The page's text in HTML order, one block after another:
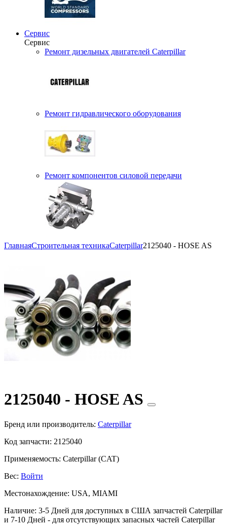
Сервис
Сервис
Ремонт дизельных двигателей Caterpillar
Ремонт гидравлического оборудования
Ремонт компонентов силовой передачи
ГлавнаяСтроительная техникаCaterpillar2125040 - HOSE AS
2125040 - HOSE AS
Бренд или производитель: Caterpillar
Код запчасти: 2125040
Применяемость: Caterpillar (CAT)
Вес: Войти
Местонахождение: USA, MIAMI
Наличие: 3-5 Дней для доступных в США запчастей Caterpillar
и 7-10 Дней - для отсутствующих запасных частей Caterpillar